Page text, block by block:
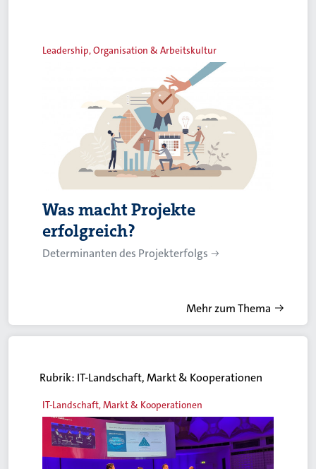
Leadership, Organisation & Arbeitskultur
Was macht Projekte
erfolgreich?
Determinanten des Projekterfolgs
Mehr zum Thema
Rubrik: IT-Landschaft, Markt & Kooperationen
IT-Landschaft, Markt & Kooperationen